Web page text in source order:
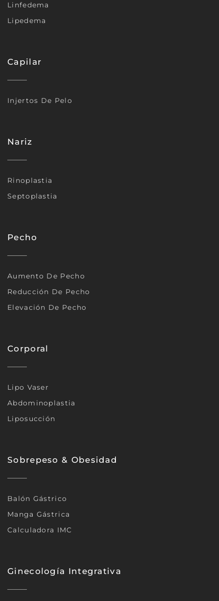
Linfedema
Lipedema
Capilar
Injertos De Pelo
Nariz
Rinoplastia
Septoplastia
Pecho
Aumento De Pecho
Reducción De Pecho
Elevación De Pecho
Corporal
Lipo Vaser
Abdominoplastia
Liposucción
Sobrepeso & Obesidad
Balón Gástrico
Manga Gástrica
Calculadora IMC
Ginecología Integrativa